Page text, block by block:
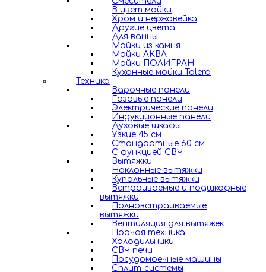
В цвет мойки
Хром и нержавейка
Другие цвета
Для ванны
Мойки из камня
Мойки АКВА
Мойки ПОЛИГРАН
Кухонные мойки Tolero
Техника
Варочные панели
Газовые панели
Электрические панели
Индукционные панели
Духовые шкафы
Узкие 45 см
Стандартные 60 см
С функцией СВЧ
Вытяжки
Наклонные вытяжки
Купольные вытяжки
Встраиваемые и подшкафные
вытяжки
Полновстраиваемые
вытяжки
Вентиляция для вытяжек
Прочая техника
Холодильники
СВЧ печи
Посудомоечные машины
Сплит-системы